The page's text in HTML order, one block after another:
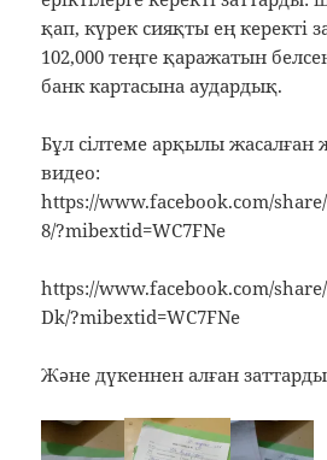
қап, күрек сияқты ең керекті
102,000 теңге қаражатын
банк картасына аудардық.
Бұл сілтеме арқылы
видео:
https://www.facebook.com/
8/?mibextid=WC7FNe
https://www.facebook.com/
Dk/?mibextid=WC7FNe
Және дүкеннен алған